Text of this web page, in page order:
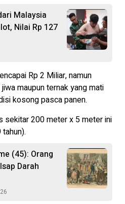
Malaysia
Nilai Rp 127
Rp 2 Miliar, namun
maupun ternak yang mati
kosong pasca panen.
sekitar 200 meter x 5 meter ini
(45): Orang
Darah